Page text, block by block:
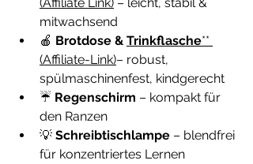
mitwachsend
🍎 Brotdose & Trinkflasche**
(Affiliate-Link)– robust,
spülmaschinenfest, kindgerecht
☔ Regenschirm – kompakt für
den Ranzen
💡 Schreibtischlampe – blendfrei
für konzentriertes Lernen